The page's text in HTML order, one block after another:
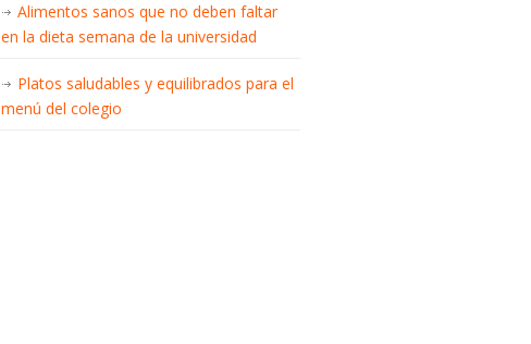
Alimentos sanos que no deben faltar
en la dieta semana de la universidad
Platos saludables y equilibrados para el
menú del colegio